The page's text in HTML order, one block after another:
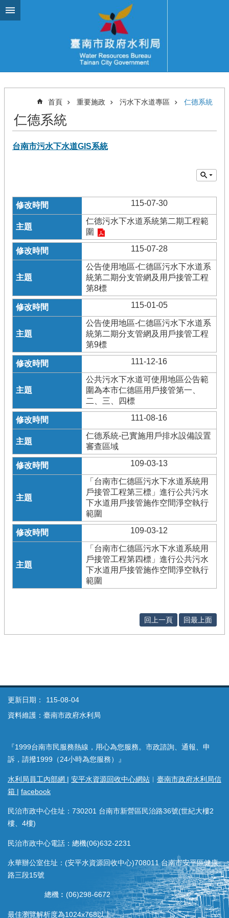
跳到主要內容區塊
首頁 重要施政 污水下水道專區 仁德系統
仁德系統
台南市污水下水道GIS系統
115-07-30
仁德污水下水道系統第二期工程範
圍
115-07-28
公告使用地區-仁德區污水下水道系
統第二期分支管網及用戶接管工程
第8標
115-01-05
公告使用地區-仁德區污水下水道系
統第二期分支管網及用戶接管工程
第9標
111-12-16
公共污水下水道可使用地區公告範
圍為本市仁德區用戶接管第一、
二、三、四標
111-08-16
仁德系統-已實施用戶排水設備設置
審查區域
109-03-13
「台南市仁德區污水下水道系統用
戶接管工程第三標」進行公共污水
下水道用戶接管施作空間淨空執行
範圍
109-03-12
「台南市仁德區污水下水道系統用
戶接管工程第四標」進行公共污水
下水道用戶接管施作空間淨空執行
範圍
回上一頁 回最上面
更新日期：
115-08-04
資料維護：臺南市政府水利局
『1999台南市民服務熱線，用心為您服務。市政諮詢、通報、申
訴，請撥1999（24小時為您服務）』
水利局員工內部網 | 安平水資源回收中心網站 ︱ 臺南市政府水利局信
箱 | facebook
民治市政中心住址：730201 台南市新營區民治路36號(世紀大樓2
樓、4樓)
民治市政中心電話：總機(06)632-2231
永華辦公室住址：(安平水資源回收中心)708011 台南市安平區健康
路三段15號
總機︰(06)298-6672
最佳瀏覽解析度為1024x768以上